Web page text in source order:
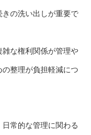
の洗い出しが重要で
な権利関係が管理や
整理が負担軽減につ
常的な管理に関わる